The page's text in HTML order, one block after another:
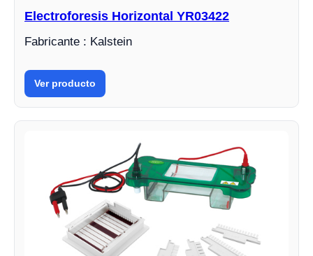
Electroforesis Horizontal YR03422
Fabricante : Kalstein
Ver producto